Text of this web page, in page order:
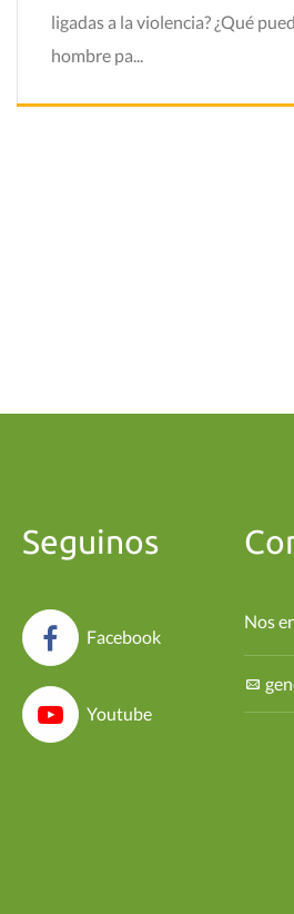
ligadas a la violencia? ¿Qué
hombre pa...
Seguinos
Facebook
Youtube
Nos